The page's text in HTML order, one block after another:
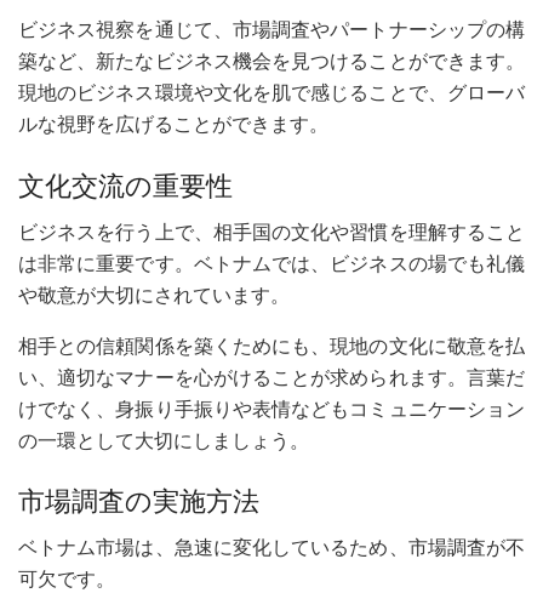
ビジネス視察を通じて、市場調査やパートナーシップの構
築など、新たなビジネス機会を見つけることができます。
現地のビジネス環境や文化を肌で感じることで、グローバ
ルな視野を広げることができます。
文化交流の重要性
ビジネスを行う上で、相手国の文化や習慣を理解すること
は非常に重要です。ベトナムでは、ビジネスの場でも礼儀
や敬意が大切にされています。
相手との信頼関係を築くためにも、現地の文化に敬意を払
い、適切なマナーを心がけることが求められます。言葉だ
けでなく、身振り手振りや表情などもコミュニケーション
の一環として大切にしましょう。
市場調査の実施方法
ベトナム市場は、急速に変化しているため、市場調査が不
可欠です。